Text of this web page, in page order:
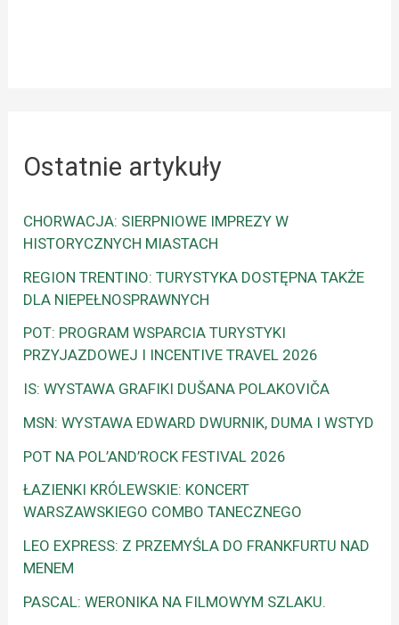
Ostatnie artykuły
CHORWACJA: SIERPNIOWE IMPREZY W
HISTORYCZNYCH MIASTACH
REGION TRENTINO: TURYSTYKA DOSTĘPNA TAKŻE
DLA NIEPEŁNOSPRAWNYCH
POT: PROGRAM WSPARCIA TURYSTYKI
PRZYJAZDOWEJ I INCENTIVE TRAVEL 2026
IS: WYSTAWA GRAFIKI DUŠANA POLAKOVIČA
MSN: WYSTAWA EDWARD DWURNIK, DUMA I WSTYD
POT NA POL’AND’ROCK FESTIVAL 2026
ŁAZIENKI KRÓLEWSKIE: KONCERT
WARSZAWSKIEGO COMBO TANECZNEGO
LEO EXPRESS: Z PRZEMYŚLA DO FRANKFURTU NAD
MENEM
PASCAL: WERONIKA NA FILMOWYM SZLAKU.